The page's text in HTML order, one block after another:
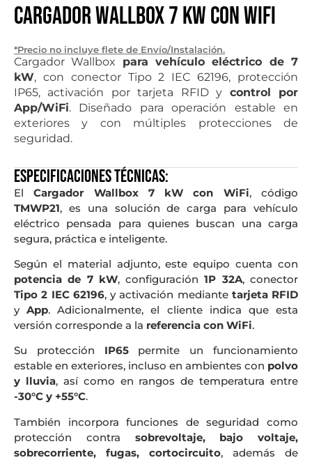
Cargador Wallbox 7 kW con WiFi
*Precio no incluye flete de Envío/Instalación.
Cargador Wallbox para vehículo eléctrico de 7
kW, con conector Tipo 2 IEC 62196, protección
IP65, activación por tarjeta RFID y control por
App/WiFi. Diseñado para operación estable en
exteriores y con múltiples protecciones de
seguridad.
Especificaciones técnicas:
ElCargador Wallbox 7 kW con WiFi, código
TMWP21, es una solución de carga para vehículo
eléctrico pensada para quienes buscan una carga
segura, práctica e inteligente.
Según el material adjunto, este equipo cuenta con
potencia de 7 kW, configuración1P 32A, conector
Tipo 2 IEC 62196, y activación mediante tarjeta RFID
yApp. Adicionalmente, el cliente indica que esta
versión corresponde a la referencia con WiFi.
Su protección IP65permite un funcionamiento
estable en exteriores, incluso en ambientes con polvo
y lluvia, así como en rangos de temperatura entre
-30°C y +55°C.
También incorpora funciones de seguridad como
protección contra sobrevoltaje, bajo voltaje,
sobrecorriente, fugas, cortocircuito, además de